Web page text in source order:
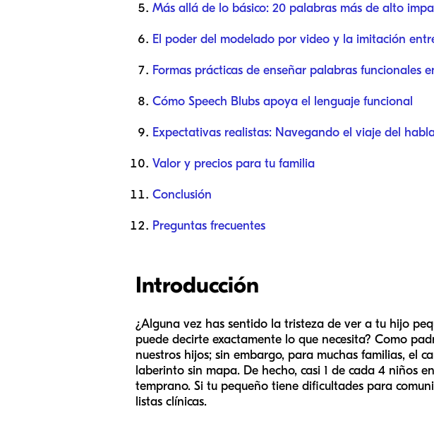
Más allá de lo básico: 20 palabras más de alto
El poder del modelado por video y la imitación
Formas prácticas de enseñar palabras funcionales
Cómo Speech Blubs apoya el lenguaje funcional
Expectativas realistas: Navegando el viaje del
Valor y precios para tu familia
Conclusión
Preguntas frecuentes
Introducción
¿Alguna vez has sentido la tristeza de ver a tu hijo
puede decirte exactamente lo que necesita? Como
nuestros hijos; sin embargo, para muchas familias, el
laberinto sin mapa. De hecho, casi 1 de cada 4 niños
temprano. Si tu pequeño tiene dificultades para
listas clínicas.